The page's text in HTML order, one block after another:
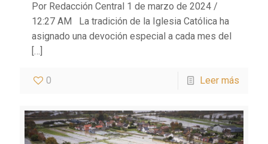
Por Redacción Central 1 de marzo de 2024 /
12:27 AM La tradición de la Iglesia Católica ha
asignado una devoción especial a cada mes del
[…]
0 Leer más